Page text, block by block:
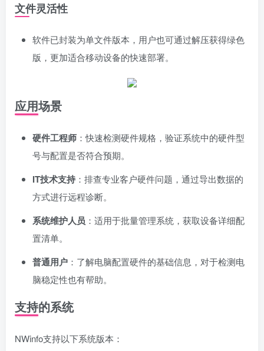
文件灵活性
软件已封装为单文件版本，用户也可通过解压获得绿色
版，更加适合移动设备的快速部署。
应用场景
硬件工程师 ：快速检测硬件规格，验证系统中的硬件型
号与配置是否符合预期。
IT技术支持：排查专业客户硬件问题，通过导出数据的
方式进行远程诊断。
系统维护人员 ：适用于批量管理系统，获取设备详细配
置清单。
普通用户 ：了解电脑配置硬件的基础信息，对于检测电
脑稳定性也有帮助。
支持的系统
NWinfo支持以下系统版本：